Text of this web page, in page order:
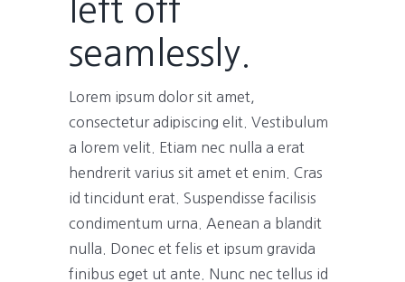
left off
seamlessly.
Lorem ipsum dolor sit amet,
consectetur adipiscing elit. Vestibulum
a lorem velit. Etiam nec nulla a erat
hendrerit varius sit amet et enim. Cras
id tincidunt erat. Suspendisse facilisis
condimentum urna. Aenean a blandit
nulla. Donec et felis et ipsum gravida
finibus eget ut ante. Nunc nec tellus id